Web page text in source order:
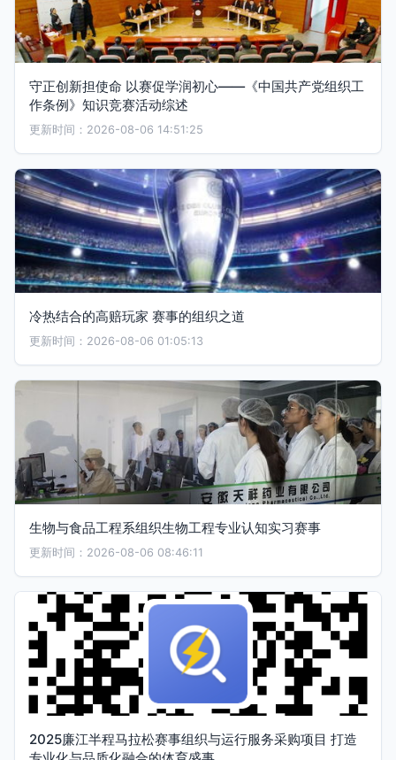
守正创新担使命 以赛促学润初心——《中国共产党组织工
作条例》知识竞赛活动综述
更新时间：2026-08-06 14:51:25
冷热结合的高赔玩家 赛事的组织之道
更新时间：2026-08-06 01:05:13
生物与食品工程系组织生物工程专业认知实习赛事
更新时间：2026-08-06 08:46:11
2025廉江半程马拉松赛事组织与运行服务采购项目 打造